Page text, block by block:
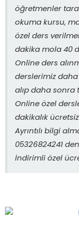
öğretmenler
okuma kursu,
özel ders
dakika mola 40
Online ders
derslerimiz daha
alıp daha sonra
Online özel
dakikalık
Ayrıntılı bilgi
05326824241
İndirimli özel